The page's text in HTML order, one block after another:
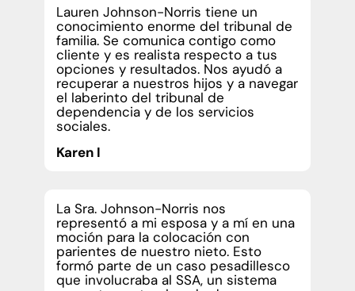
Lauren Johnson-Norris tiene un
conocimiento enorme del tribunal de
familia. Se comunica contigo como
cliente y es realista respecto a tus
opciones y resultados. Nos ayudó a
recuperar a nuestros hijos y a navegar
el laberinto del tribunal de
dependencia y de los servicios
sociales.
Karen I
La Sra. Johnson-Norris nos
representó a mi esposa y a mí en una
moción para la colocación con
parientes de nuestro nieto. Esto
formó parte de un caso pesadillesco
que involucraba al SSA, un sistema